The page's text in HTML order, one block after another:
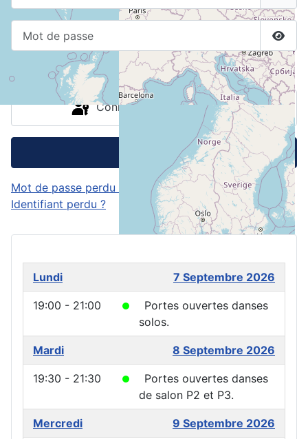
Maintenir la connexion
Connexion avec clé d'accès
Connexion
Mot de passe perdu ?
Identifiant perdu ?
Lundi 7 Septembre 2026
19:00 - 21:00
Portes ouvertes danses
solos.
Mardi 8 Septembre 2026
19:30 - 21:30
Portes ouvertes danses
de salon P2 et P3.
Mercredi 9 Septembre 2026